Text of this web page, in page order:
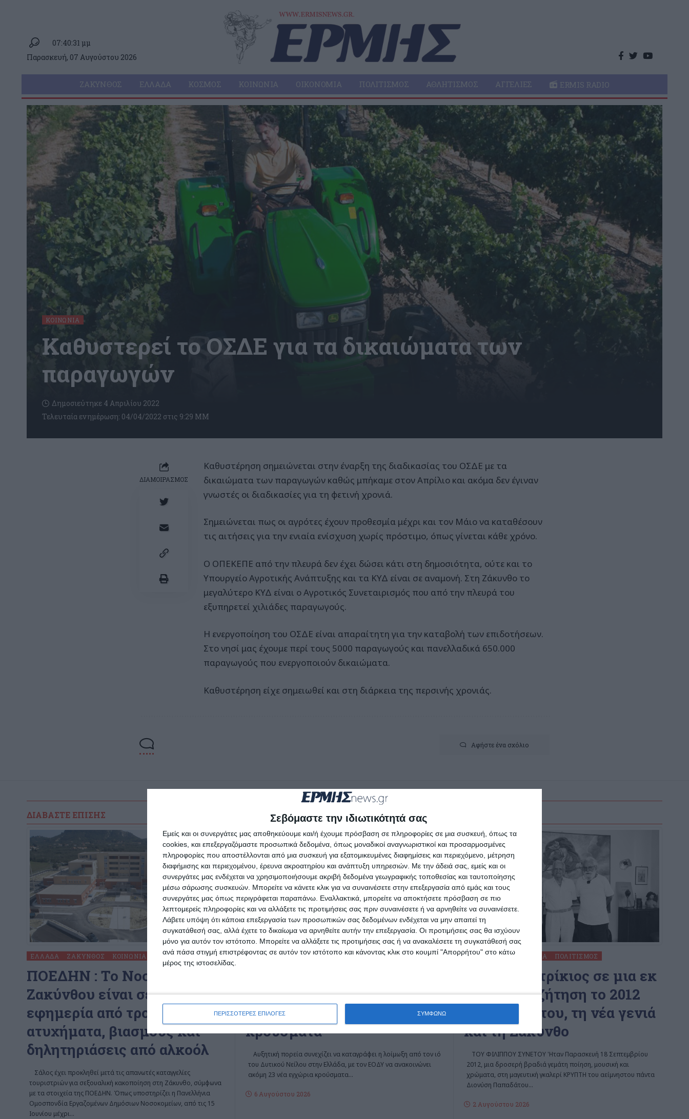
Σεβόμαστε την ιδιωτικότητά σας
Εμείς και οι συνεργάτες μας αποθηκεύουμε και/ή έχουμε πρόσβαση σε πληροφορίες σε μια συσκευή, όπως τα
cookies, και επεξεργαζόμαστε προσωπικά δεδομένα, όπως μοναδικοί αναγνωριστικοί και προσαρμοσμένες
πληροφορίες που αποστέλλονται από μια συσκευή για εξατομικευμένες διαφημίσεις και περιεχόμενο, μέτρηση
διαφήμισης και περιεχομένου, έρευνα ακροατηρίου και ανάπτυξη υπηρεσιών. Με την άδειά σας, εμείς και οι
συνεργάτες μας ενδέχεται να χρησιμοποιήσουμε ακριβή δεδομένα γεωγραφικής τοποθεσίας και ταυτοποίησης
μέσω σάρωσης συσκευών. Μπορείτε να κάνετε κλικ για να συναινέσετε στην επεξεργασία από εμάς και τους
συνεργάτες μας όπως περιγράφεται παραπάνω. Εναλλακτικά, μπορείτε να αποκτήσετε πρόσβαση σε πιο
λεπτομερείς πληροφορίες και να αλλάξετε τις προτιμήσεις σας πριν συναινέσετε ή να αρνηθείτε να συναινέσετε.
Λάβετε υπόψη ότι κάποια επεξεργασία των προσωπικών σας δεδομένων ενδέχεται να μην απαιτεί τη
συγκατάθεσή σας, αλλά έχετε το δικαίωμα να αρνηθείτε αυτήν την επεξεργασία. Οι προτιμήσεις σας θα ισχύουν
μόνο για αυτόν τον ιστότοπο. Μπορείτε να αλλάξετε τις προτιμήσεις σας ή να ανακαλέσετε τη συγκατάθεσή σας
ανά πάσα στιγμή επιστρέφοντας σε αυτόν τον ιστότοπο και κάνοντας κλικ στο κουμπί "Απορρήτου" στο κάτω
μέρος της ιστοσελίδας.
ΠΕΡΙΣΣΟΤΕΡΕΣ ΕΠΙΛΟΓΕΣ ΣΥΜΦΩΝΩ
07:40:31 μμ
Παρασκευή, 07 Αυγούστου 2026
ΖΆΚΥΝΘΟΣ ΕΛΛΆΔΑ ΚΌΣΜΟΣ ΚΟΙΝΩΝΊΑ ΟΙΚΟΝΟΜΊΑ ΠΟΛΙΤΙΣΜΌΣ ΑΘΛΗΤΙΣΜΌΣ ΑΓΓΕΛΊΕΣ ERMIS RADIO
ΚΟΙΝΩΝΊΑ
Καθυστερεί το ΟΣΔΕ για τα δικαιώματα των
παραγωγών
Τελευταία ενημέρωση: 04/04/2022 στις 9:29 ΜΜ
Δημοσιεύτηκε 4 Απριλίου 2022
ΔΙΑΜΟΙΡΑΣΜΟΣ
Καθυστέρηση σημειώνεται στην έναρξη της διαδικασίας του ΟΣΔΕ με τα
δικαιώματα των παραγωγών καθώς μπήκαμε στον Απρίλιο και ακόμα δεν έγιναν
γνωστές οι διαδικασίες για τη φετινή χρονιά.
Σημειώνεται πως οι αγρότες έχουν προθεσμία μέχρι και τον Μάιο να καταθέσουν
τις αιτήσεις για την ενιαία ενίσχυση χωρίς πρόστιμο, όπως γίνεται κάθε χρόνο.
Ο ΟΠΕΚΕΠΕ από την πλευρά δεν έχει δώσει κάτι στη δημοσιότητα, ούτε και το
Υπουργείο Αγροτικής Ανάπτυξης και τα ΚΥΔ είναι σε αναμονή. Στη Ζάκυνθο το
μεγαλύτερο ΚΥΔ είναι ο Αγροτικός Συνεταιρισμός που από την πλευρά του
εξυπηρετεί χιλιάδες παραγωγούς.
Η ενεργοποίηση του ΟΣΔΕ είναι απαραίτητη για την καταβολή των επιδοτήσεων.
Στο νησί μας έχουμε περί τους 5000 παραγωγούς και πανελλαδικά 650.000
παραγωγούς που ενεργοποιούν δικαιώματα.
Καθυστέρηση είχε σημειωθεί και στη διάρκεια της περσινής χρονιάς.
Αφήστε ένα σχόλιο
ΔΙΑΒΆΣΤΕ ΕΠΊΣΗΣ
ΕΛΛΆΔΑ ΖΆΚΥΝΘΟΣ ΚΟΙΝΩΝΊΑ
ΠΟΕΔΗΝ : To Νοσοκομείο
Ζακύνθου είναι σε διαρκή
εφημερία από τροχαία
ατυχήματα, βιασμούς και
δηλητηριάσεις από αλκοόλ
Σάλος έχει προκληθεί μετά τις απανωτές καταγγελίες
τουριστριών για σεξουαλική κακοποίηση στη Ζάκυνθο, σύμφωνα
με τα στοιχεία της ΠΟΕΔΗΝ. Όπως υποστηρίζει η Πανελλήνια
Ομοσπονδία Εργαζομένων Δημόσιων Νοσοκομείων, από τις 15
Ιουνίου μέχρι…
ΕΛΛΆΔΑ ΚΟΙΝΩΝΊΑ
Ελλάδα από τον ιό του
Δυτικού Νείλου και 65 τα
κρούσματα
Αυξητική πορεία συνεχίζει να καταγράφει η λοίμωξη από τον ιό
του Δυτικού Νείλου στην Ελλάδα, με τον ΕΟΔΥ να ανακοινώνει
ακόμη 23 νέα εγχώρια κρούσματα…
6 Αυγούστου 2026
ΖΆΚΥΝΘΟΣ ΚΟΙΝΩΝΊΑ ΠΟΛΙΤΙΣΜΌΣ
Ο Τίτος Πατρίκιος σε μια εκ
βαθέων συζήτηση το 2012
για τη ζωή του, τη νέα γενιά
και τη Ζάκυνθο
ΤΟΥ ΦΙΛΙΠΠΟΥ ΣΥΝΕΤΟΥ 'Ηταν Παρασκευή 18 Σεπτεμβρίου
2012, μια δροσερή βραδιά γεμάτη ποίηση, μουσική και
χρώματα, στη μαγευτική γκαλερί ΚΡΥΠΤΗ του αείμνηστου πάντα
Διονύση Παπαδάτου…
2 Αυγούστου 2026